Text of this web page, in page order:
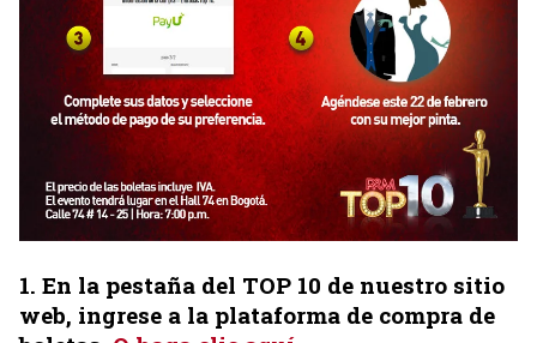
1. En la pestaña del TOP 10 de nuestro sitio
web, ingrese a la plataforma de compra de